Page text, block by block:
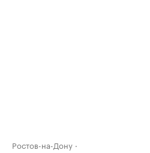
Ростов-на-Дону